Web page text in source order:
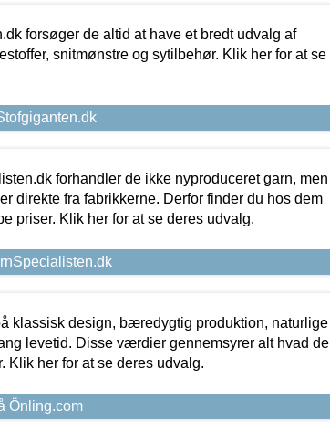
forsøger de altid at have et bredt udvalg af
snitmønstre og sytilbehør. Klik her for at se
forhandler de ikke nyproduceret garn, men
direkte fra fabrikkerne. Derfor finder du hos dem
priser. Klik her for at se deres udvalg.
klassisk design, bæredygtig produktion, naturlige
levetid. Disse værdier gennemsyrer alt hvad de
Klik her for at se deres udvalg.
Önling.com